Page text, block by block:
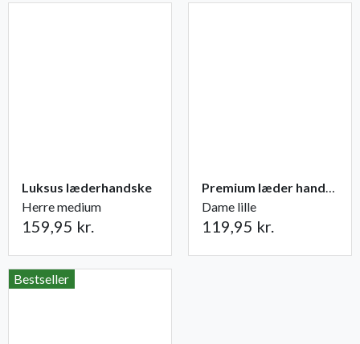
Luksus læderhandske
Herre medium
159,95 kr.
Premium læder handske Flutter
Dame lille
119,95 kr.
Bestseller